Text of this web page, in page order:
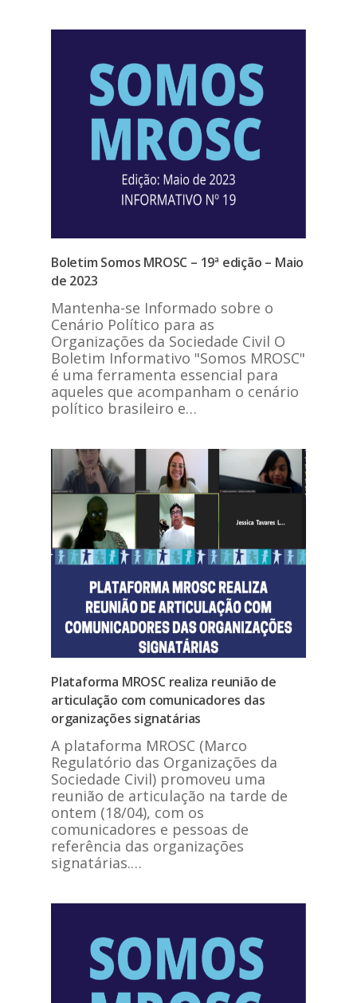
Boletim Somos MROSC – 19ª edição – Maio
de 2023
Mantenha-se Informado sobre o
Cenário Político para as
Organizações da Sociedade Civil O
Boletim Informativo "Somos MROSC"
é uma ferramenta essencial para
aqueles que acompanham o cenário
político brasileiro e…
Plataforma MROSC realiza reunião de
articulação com comunicadores das
organizações signatárias
A plataforma MROSC (Marco
Regulatório das Organizações da
Sociedade Civil) promoveu uma
reunião de articulação na tarde de
ontem (18/04), com os
comunicadores e pessoas de
referência das organizações
signatárias.…